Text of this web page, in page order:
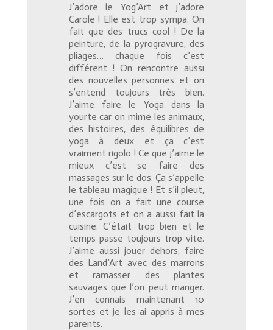
J’adore le Yog’Art et j’adore
Carole ! Elle est trop sympa. On
fait que des trucs cool ! De la
peinture, de la pyrogravure, des
pliages… chaque fois c’est
différent ! On rencontre aussi
des nouvelles personnes et on
s’entend toujours très bien.
J’aime faire le Yoga dans la
yourte car on mime les animaux,
des histoires, des équilibres de
yoga à deux et ça c’est
vraiment rigolo ! Ce que j’aime le
mieux c’est se faire des
massages sur le dos. Ça s’appelle
le tableau magique ! Et s’il pleut,
une fois on a fait une course
d’escargots et on a aussi fait la
cuisine. C’était trop bien et le
temps passe toujours trop vite.
J’aime aussi jouer dehors, faire
des Land’Art avec des marrons
et ramasser des plantes
sauvages que l’on peut manger.
J’en connais maintenant 10
sortes et je les ai appris à mes
parents.